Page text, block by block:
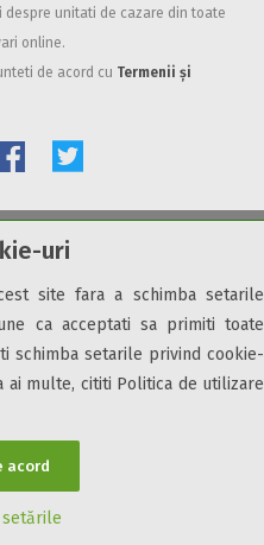
uri
site fara a schimba setarile
ca acceptati sa primiti toate
schimba setarile privind cookie-
ai multe, cititi Politica de utilizare
acord
setările
despre unitati de cazare din toate
online.
de acord cu Termenii și
rezervate.
Parteneri Cazare7 Harta Cazare7